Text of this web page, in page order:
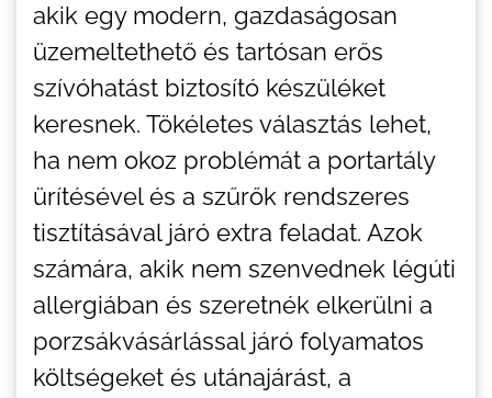
akik egy modern, gazdaságosan
üzemeltethető és tartósan erős
szívóhatást biztosító készüléket
keresnek. Tökéletes választás lehet,
ha nem okoz problémát a portartály
ürítésével és a szűrők rendszeres
tisztításával járó extra feladat. Azok
számára, akik nem szenvednek légúti
allergiában és szeretnék elkerülni a
porzsákvásárlással járó folyamatos
költségeket és utánajárást, a